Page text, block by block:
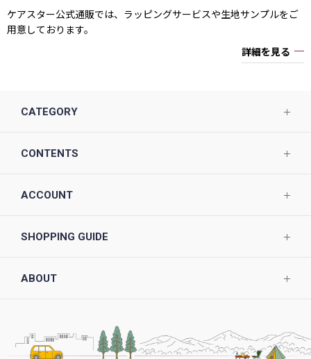
ケアスター公式通販では、ラッピングサービスや生地サンプルをご
用意しております。
詳細を見る
CATEGORY
CONTENTS
ACCOUNT
SHOPPING GUIDE
ABOUT